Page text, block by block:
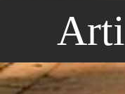
Arti